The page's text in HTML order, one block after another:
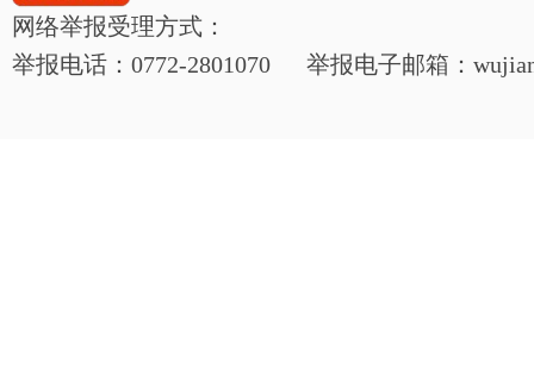
网络举报受理方式：
举报电话：0772-2801070 举报电子邮箱：